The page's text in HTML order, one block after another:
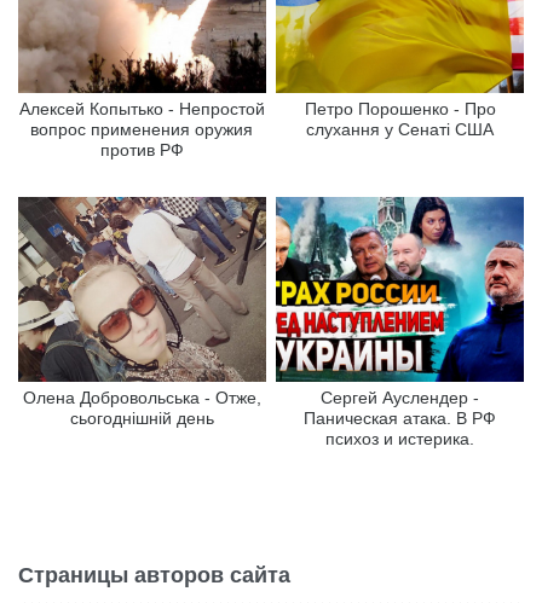
Алексей Копытько - Непростой
вопрос применения оружия
против РФ
Петро Порошенко - Про
слухання у Сенаті США
Олена Добровольська - Отже,
сьогоднішній день
Сергей Ауслендер -
Паническая атака. В РФ
психоз и истерика.
Страницы авторов сайта